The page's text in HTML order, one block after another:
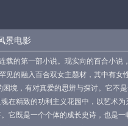
景电影
载的第一部小说。现实向的百合小说
见的融入百合双女主题材，其中有女
困境，有对真爱的思辨与探讨。它不
魂在精致的功利主义花园中，以艺术
。它既是一个个体的成长史诗，也是